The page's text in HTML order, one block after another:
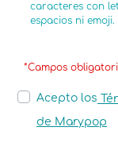
caracteres con
espacios ni emoji.
*Campos
Acepto los
de Marypop